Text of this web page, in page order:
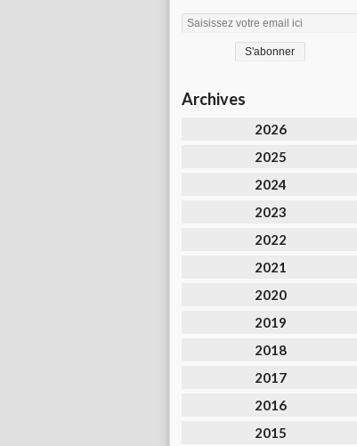
Archives
2026
2025
2024
2023
2022
2021
2020
2019
2018
2017
2016
2015